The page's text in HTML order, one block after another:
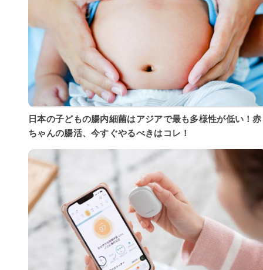
日本の子どもの腸内細菌はアジアで最も多様性が低い！赤
ちゃんの腸活、今すぐやるべきはコレ！